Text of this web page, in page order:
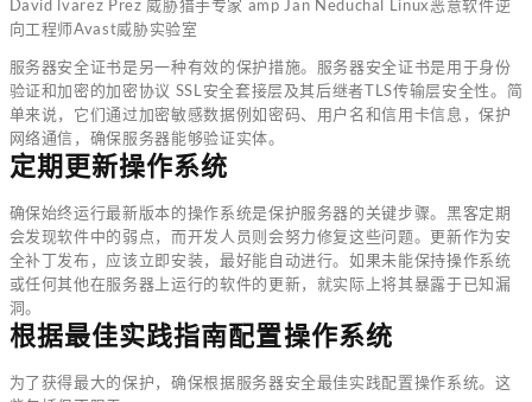
David lvarez Prez 威胁猎手专家 amp Jan Neduchal Linux恶意软件逆
向工程师Avast威胁实验室
服务器安全证书是另一种有效的保护措施。服务器安全证书是用于身份
验证和加密的加密协议 SSL安全套接层及其后继者TLS传输层安全性。简
单来说，它们通过加密敏感数据例如密码、用户名和信用卡信息，保护
网络通信，确保服务器能够验证实体。
定期更新操作系统
确保始终运行最新版本的操作系统是保护服务器的关键步骤。黑客定期
会发现软件中的弱点，而开发人员则会努力修复这些问题。更新作为安
全补丁发布，应该立即安装，最好能自动进行。如果未能保持操作系统
或任何其他在服务器上运行的软件的更新，就实际上将其暴露于已知漏
洞。
根据最佳实践指南配置操作系统
为了获得最大的保护，确保根据服务器安全最佳实践配置操作系统。这